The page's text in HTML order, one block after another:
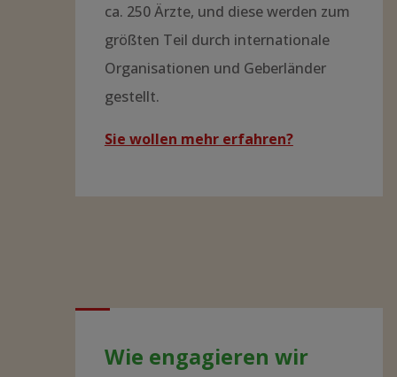
ca. 250 Ärzte, und diese werden zum
größten Teil durch internationale
Organisationen und Geberländer
gestellt.
Sie wollen mehr erfahren?
Wie engagieren wir